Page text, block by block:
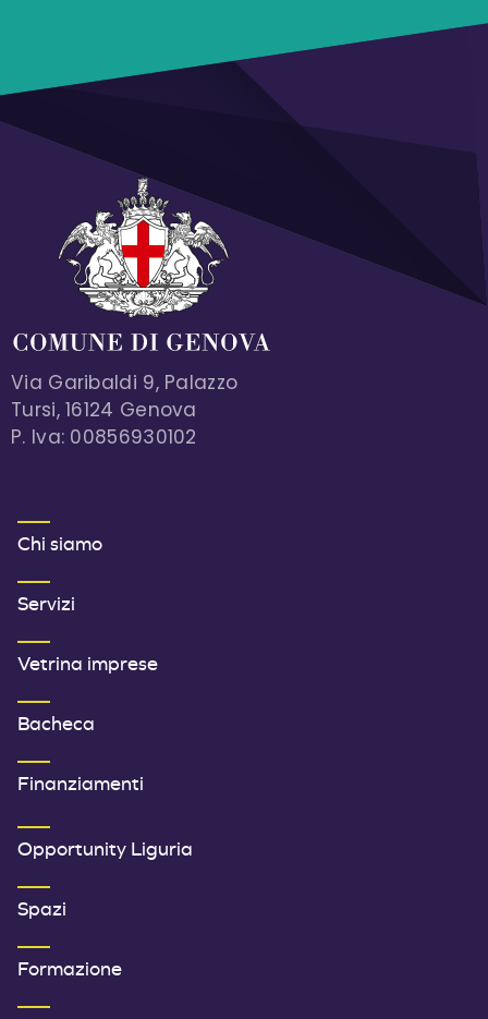
Via Garibaldi 9, Palazzo
Tursi, 16124 Genova
P. Iva: 00856930102
MENU FOOTER 1
Chi siamo
Servizi
Vetrina imprese
Bacheca
Finanziamenti
SECONDO MENU FOOTER
Opportunity Liguria
Spazi
Formazione